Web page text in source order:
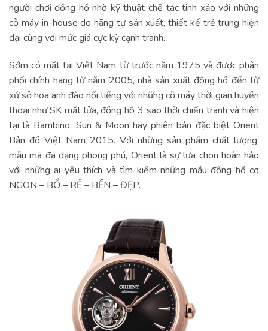
người chơi đồng hồ nhờ kỹ thuật chế tác tinh xảo với những
cỗ máy in-house do hãng tự sản xuất, thiết kế trẻ trung hiện
đại cùng với mức giá cực kỳ cạnh tranh.
Sớm có mặt tại Việt Nam từ trước năm 1975 và được phân
phối chính hãng từ năm 2005, nhà sản xuất đồng hồ đến từ
xứ sở hoa anh đào nổi tiếng với những cỗ máy thời gian huyền
thoại như SK mặt lửa, đồng hồ 3 sao thời chiến tranh và hiện
tại là Bambino, Sun & Moon hay phiên bản đặc biệt Orient
Bản đồ Việt Nam 2015. Với những sản phẩm chất lượng,
mẫu mã đa dạng phong phú, Orient là sự lựa chọn hoàn hảo
với những ai yêu thích và tìm kiếm những mẫu đồng hồ cơ
NGON – BỔ – RẺ – BỀN – ĐẸP.